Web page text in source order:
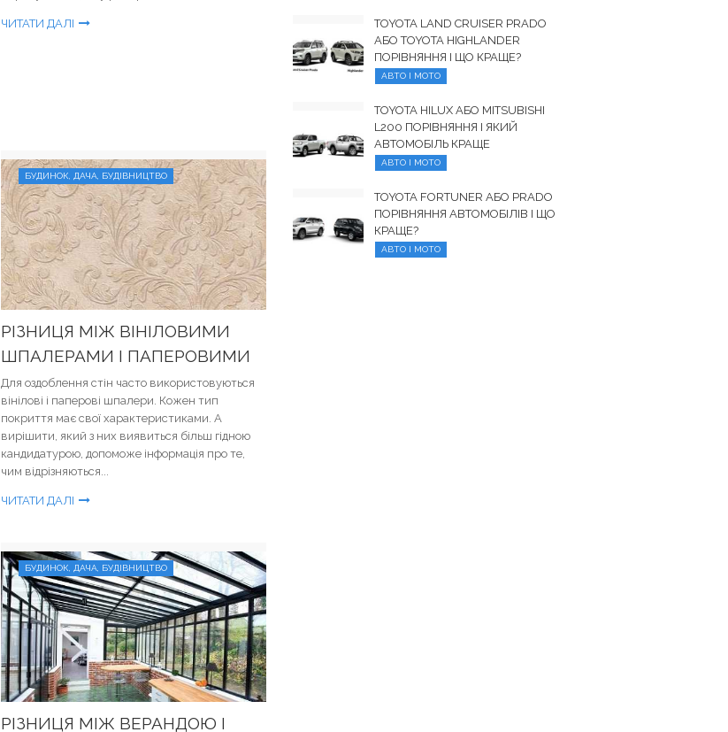
ЧИТАТИ ДАЛІ
БУДИНОК, ДАЧА, БУДІВНИЦТВО
РІЗНИЦЯ МІЖ ВІНІЛОВИМИ
ШПАЛЕРАМИ І ПАПЕРОВИМИ
Для оздоблення стін часто використовуються
вінілові і паперові шпалери. Кожен тип
покриття має свої характеристиками. А
вирішити, який з них виявиться більш гідною
кандидатурою, допоможе інформація про те,
чим відрізняються...
ЧИТАТИ ДАЛІ
БУДИНОК, ДАЧА, БУДІВНИЦТВО
РІЗНИЦЯ МІЖ ВЕРАНДОЮ І
TOYOTA LAND CRUISER PRADO
АБО TOYOTA HIGHLANDER
ПОРІВНЯННЯ І ЩО КРАЩЕ?
АВТО І МОТО
TOYOTA HILUX АБО MITSUBISHI
L200 ПОРІВНЯННЯ І ЯКИЙ
АВТОМОБІЛЬ КРАЩЕ
АВТО І МОТО
TOYOTA FORTUNER АБО PRADO
ПОРІВНЯННЯ АВТОМОБІЛІВ І ЩО
КРАЩЕ?
АВТО І МОТО